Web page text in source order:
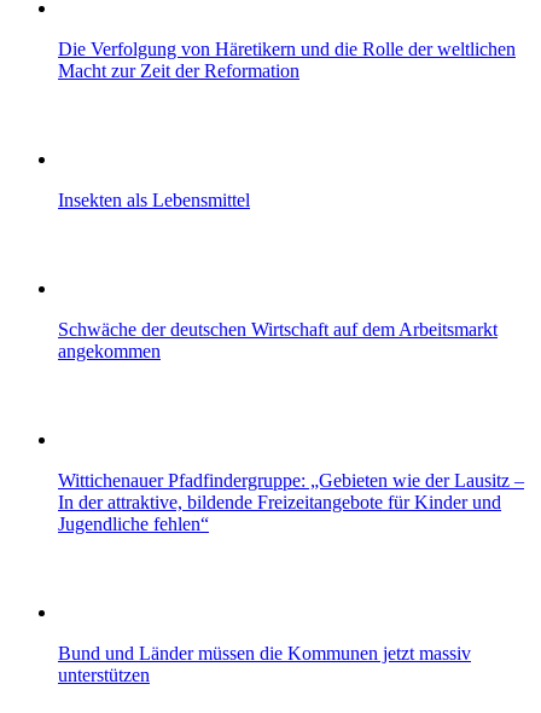
Die Verfolgung von Häretikern und die Rolle der weltlichen
Macht zur Zeit der Reformation
Insekten als Lebensmittel
Schwäche der deutschen Wirtschaft auf dem Arbeitsmarkt
angekommen
Wittichenauer Pfadfindergruppe: „Gebieten wie der Lausitz –
In der attraktive, bildende Freizeitangebote für Kinder und
Jugendliche fehlen“
Bund und Länder müssen die Kommunen jetzt massiv
unterstützen